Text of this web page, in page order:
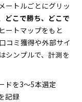
ートルごとにグリッ
どこで勝ち、どこで
ートマップをもと
コミ獲得や外部サイ
シンプルで、計測を
ドを3〜5本選定
記録